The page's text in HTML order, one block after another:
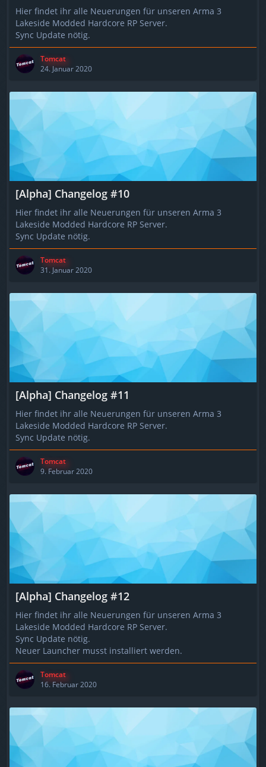
Hier findet ihr alle Neuerungen für unseren Arma 3
Lakeside Modded Hardcore RP Server.
Sync Update nötig.
Tomcat
24. Januar 2020
[Alpha] Changelog #10
Hier findet ihr alle Neuerungen für unseren Arma 3
Lakeside Modded Hardcore RP Server.
Sync Update nötig.
Tomcat
31. Januar 2020
[Alpha] Changelog #11
Hier findet ihr alle Neuerungen für unseren Arma 3
Lakeside Modded Hardcore RP Server.
Sync Update nötig.
Tomcat
9. Februar 2020
[Alpha] Changelog #12
Hier findet ihr alle Neuerungen für unseren Arma 3
Lakeside Modded Hardcore RP Server.
Sync Update nötig.
Neuer Launcher musst installiert werden.
Tomcat
16. Februar 2020